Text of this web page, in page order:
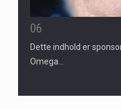
06
Dette indhold er
Omega…